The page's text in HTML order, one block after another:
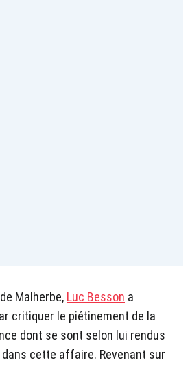
Malherbe, Luc Besson a
critiquer le piétinement de la
dont se sont selon lui rendus
cette affaire. Revenant sur